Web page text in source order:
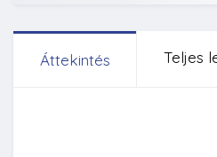
Áttekintés Teljes